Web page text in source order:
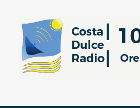
contenido